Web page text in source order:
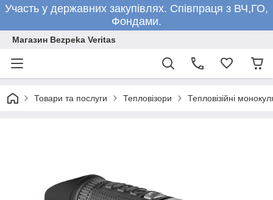
Участь у державних закупівлях. Співпраця з ВЧ,ГО,
Фондами.
Магазин Bezpeka Veritas
Товари та послуги Тепловізори Тепловізійні